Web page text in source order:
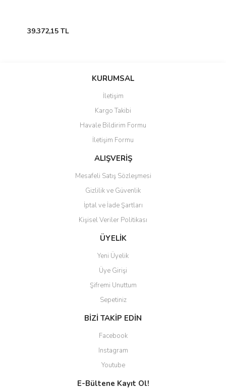
39.372,15 TL
KURUMSAL
İletişim
Kargo Takibi
Havale Bildirim Formu
İletişim Formu
ALIŞVERİŞ
Mesafeli Satış Sözleşmesi
Gizlilik ve Güvenlik
İptal ve İade Şartları
Kişisel Veriler Politikası
ÜYELİK
Yeni Üyelik
Üye Girişi
Şifremi Unuttum
Sepetiniz
BİZİ TAKİP EDİN
Facebook
Instagram
Youtube
E-Bültene Kayıt Ol!